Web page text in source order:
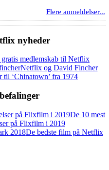
Flere anmeldelser...
nyheder
medlemskab til Netflix
Netflix og David Fincher
til ‘Chinatown’ fra 1974
De 10 mest
på Flixfilm i 2019
De bedste film på Netflix